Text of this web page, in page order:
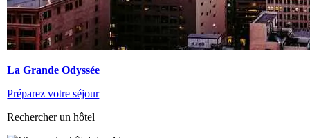
La Grande Odyssée
Préparez votre séjour
Rechercher un hôtel